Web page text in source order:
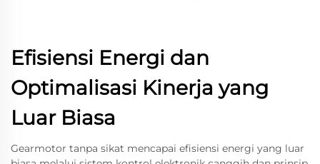
Efisiensi Energi dan
Optimalisasi Kinerja yang
Luar Biasa
Gearmotor tanpa sikat mencapai efisiensi energi yang luar